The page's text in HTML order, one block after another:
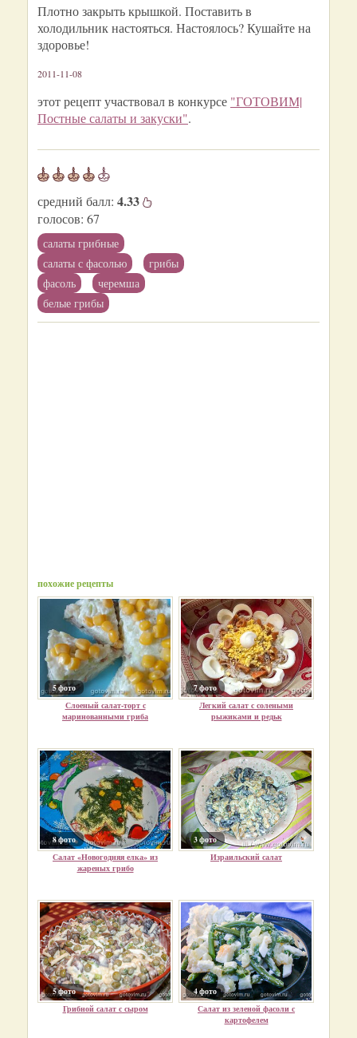
Плотно закрыть крышкой. Поставить в
холодильник настояться. Настоялось? Кушайте на
здоровье!
2011-11-08
этот рецепт участвовал в конкурсе "ГОТОВИМ|
Постные салаты и закуски".
средний балл: 4.33
голосов: 67
салаты грибные
салаты с фасолью
грибы
фасоль
черемша
белые грибы
похожие рецепты
5 фото
Слоеный салат-торт с
маринованными гриба
7 фото
Легкий салат с солеными
рыжиками и редьк
8 фото
Салат «Новогодняя елка» из
жареных грибо
3 фото
Израильский салат
5 фото
Грибной салат с сыром
4 фото
Салат из зеленой фасоли с
картофелем